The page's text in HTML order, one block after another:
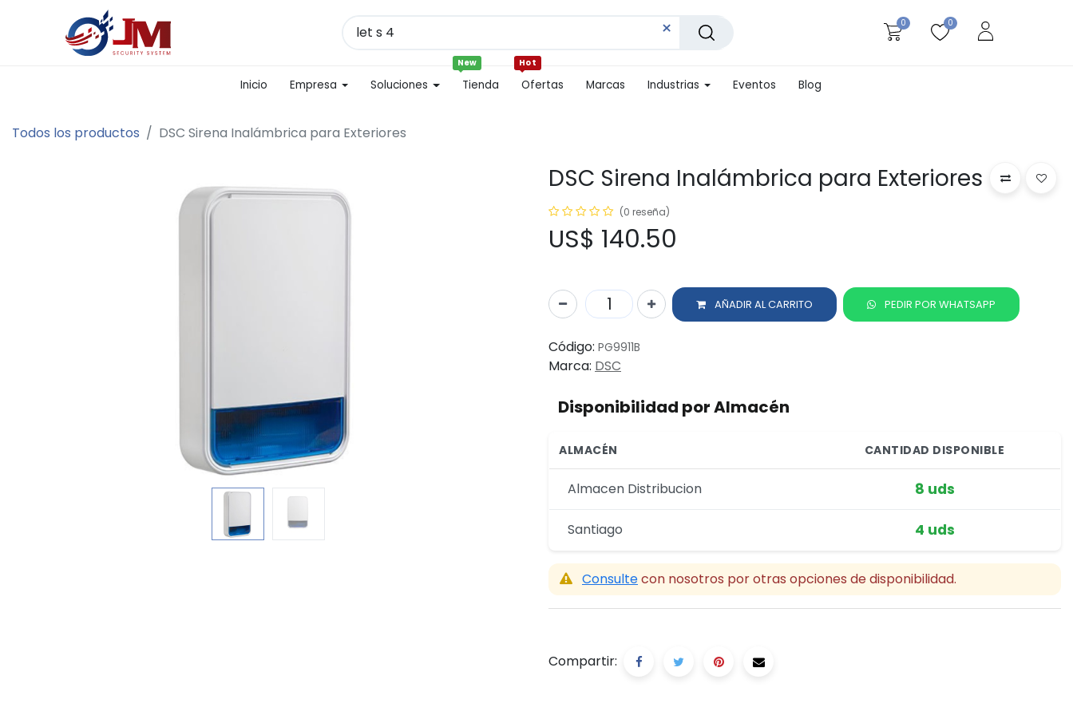
0 0
Inicio Empresa Soluciones Tienda
New
Ofertas
Hot
Marcas Industrias Eventos Blog
Todos los productos DSC Sirena Inalámbrica para Exteriores
DSC Sirena Inalámbrica para Exteriores
(0 reseña)
US$ 140.50
AÑADIR AL CARRITO PEDIR POR WHATSAPP
Código: PG9911B
Marca: DSC
Disponibilidad por Almacén
ALMACÉN CANTIDAD DISPONIBLE
Almacen Distribucion 8 uds
Santiago 4 uds
Consultecon nosotros por otras opciones de disponibilidad.
Compartir: